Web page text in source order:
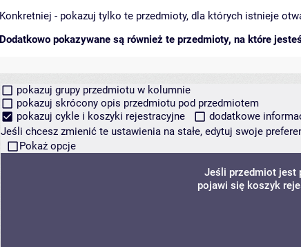
Konkretniej - pokazuj tylko te przedmioty, dla których istnieje
Dodatkowo pokazywane są również te przedmioty, na które
pokazuj grupy przedmiotu w kolumnie
pokazuj skrócony opis przedmiotu pod przedmiotem
pokazuj cykle i koszyki rejestracyjne
dodatkowe
Jeśli chcesz zmienić te ustawienia na stałe, edytuj swoje
Pokaż opcje
Jeśli przedmiot jest
pojawi się koszyk